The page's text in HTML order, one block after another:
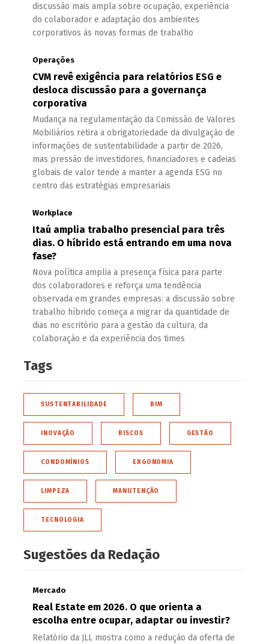
discussão mais ampla sobre ocupação, experiência
do colaborador e adaptação dos ambientes
corporativos às novas formas de trabalho
Operações
CVM revê exigência para relatórios ESG e
desloca discussão para a governança
corporativa
Mudança na regulamentação da Comissão de Valores
Mobiliários retira a obrigatoriedade da divulgação de
informações de sustentabilidade a partir de 2026,
mas pressão de investidores, financiadores e cadeias
globais de valor tende a manter a agenda ESG no
centro das estratégias empresariais
Workplace
Itaú amplia trabalho presencial para três
dias. O híbrido está entrando em uma nova
fase?
Nova política amplia a presença física para parte
dos colaboradores e reforça uma tendência
observada em grandes empresas: a discussão sobre
trabalho híbrido começa a migrar da quantidade de
dias no escritório para a gestão da cultura, da
colaboração e da experiência dos times
Tags
SUSTENTABILIDADE BIM
INOVAÇÃO RISCOS GESTÃO
CONDOMÍNIOS ERGONOMIA
LIMPEZA MANUTENÇÃO
TECNOLOGIA
Sugestões da Redação
Mercado
Real Estate em 2026. O que orienta a
escolha entre ocupar, adaptar ou investir?
Relatório da JLL mostra como a redução da oferta de